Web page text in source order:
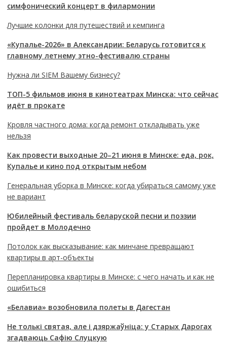
симфонический концерт в филармонии
Лучшие колонки для путешествий и кемпинга
«Купалье-2026» в Александрии: Беларусь готовится к
главному летнему этно-фестивалю страны
Нужна ли SIEM Вашему бизнесу?
ТОП-5 фильмов июня в кинотеатрах Минска: что сейчас
идёт в прокате
Кровля частного дома: когда ремонт откладывать уже
нельзя
Как провести выходные 20–21 июня в Минске: еда, рок,
Купалье и кино под открытым небом
Генеральная уборка в Минске: когда убираться самому уже
не вариант
Юбилейный фестиваль беларуской песни и поэзии
пройдет в Молодечно
Потолок как высказывание: как минчане превращают
квартиры в арт-объекты
Перепланировка квартиры в Минске: с чего начать и как не
ошибиться
«Белавиа» возобновила полеты в Дагестан
Не толькі святая, але і дзяржаўніца: у Старых Дарогах
згадваюць Сафію Слуцкую